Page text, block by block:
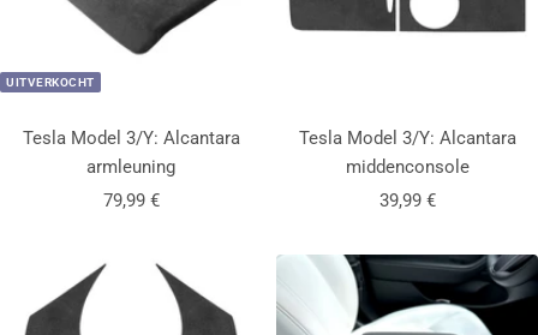
UITVERKOCHT
Tesla Model 3/Y: Alcantara
armleuning
Aanbiedingsprijs
79,99 €
Tesla Model 3/Y: Alcantara
middenconsole
Aanbiedingsprijs
39,99 €